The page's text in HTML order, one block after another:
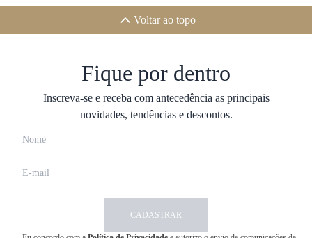
Voltar ao topo
Fique por dentro
Inscreva-se e receba com antecedência as principais
novidades, tendências e descontos.
CADASTRAR